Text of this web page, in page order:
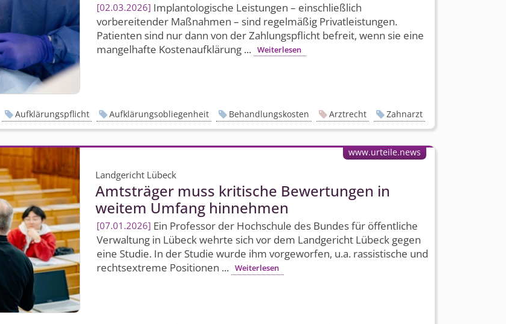
02.03.2026 Implantologische Leistungen – einschließlich
vorbereitender Maßnahmen – sind regelmäßig Privatleistungen.
Patienten sind nur dann von der Zahlungspflicht befreit, wenn sie eine
mangelhafte Kostenaufklärung ... Weiterlesen
Aufklärungspflicht Aufklärungsobliegenheit Behandlungskosten Arztrecht Zahnarzt
Landgericht Lübeck
Amtsträger muss kritische Bewertungen in
weitem Umfang hinnehmen
07.01.2026 Ein Professor der Hochschule des Bundes für öffentliche
Verwaltung in Lübeck wehrte sich vor dem Landgericht Lübeck gegen
eine Studie. In der Studie wurde ihm vorgeworfen, u.a. rassistische und
rechtsextreme Positionen ... Weiterlesen
www.urteile.news